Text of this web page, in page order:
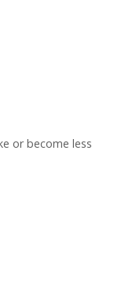
or become less